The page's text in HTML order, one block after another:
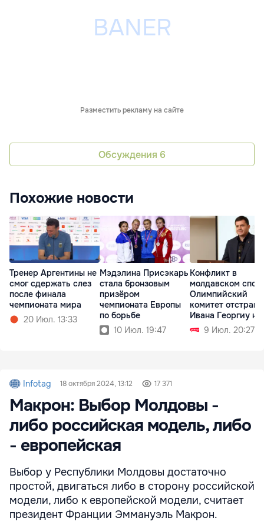
Разместить рекламу на сайте
Обсуждения 6
Похожие новости
Тренер Аргентины не
смог сдержать слез
после финала
чемпионата мира
20 Июл. 13:33
Мэдэлина Присэкарь
стала бронзовым
призёром
чемпионата Европы
по борьбе
10 Июл. 19:47
Конфликт в
молдавском
Олимпийский
комитет
Ивана Георгиу на
полгода
9 Июл. 20:27
Infotag 18 октября 2024, 13:12 17 371
Макрон: Выбор Молдовы -
либо российская модель, либо
- европейская
Выбор у Республики Молдовы достаточно
простой, двигаться либо в сторону российской
модели, либо к европейской модели, считает
президент Франции Эммануэль Макрон.